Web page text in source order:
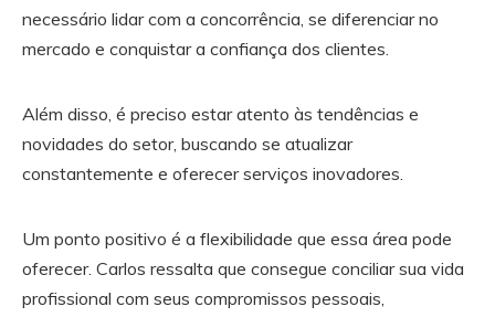
necessário lidar com a concorrência, se diferenciar no
mercado e conquistar a confiança dos clientes.
Além disso, é preciso estar atento às tendências e
novidades do setor, buscando se atualizar
constantemente e oferecer serviços inovadores.
Um ponto positivo é a flexibilidade que essa área pode
oferecer. Carlos ressalta que consegue conciliar sua vida
profissional com seus compromissos pessoais,